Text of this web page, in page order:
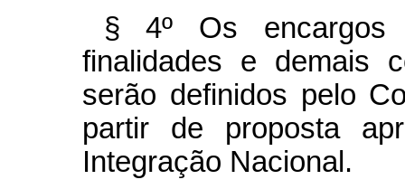
§ 4º Os encargos
finalidades e demais
serão definidos pelo
partir de proposta
Integração Nacional.